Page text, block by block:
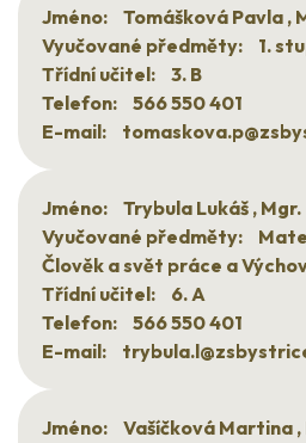
Jméno:
Tomášková Pavla ,
Vyučované předměty:
1.
Třídní učitel:
3. B
Telefon:
566 550 401
E-mail:
Jméno:
Trybula Lukáš , Mgr.
Vyučované předměty:
Člověk a svět práce a
Třídní učitel:
6. A
Telefon:
566 550 401
E-mail:
Jméno:
Vašíčková Martina ,